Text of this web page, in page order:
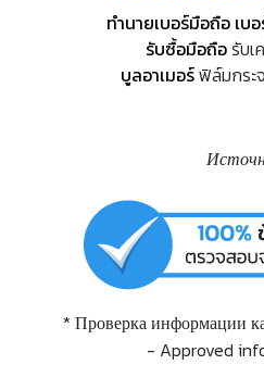
ทำนายเบอร์มือถือ เบ
รับซื้อมือถือรับเ
บูลอาเมอร์ฟิล์มกระ
* Проверка информации
- Approved